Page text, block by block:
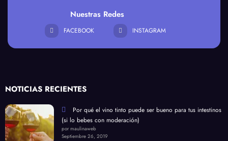
Nuestras Redes
FACEBOOK INSTAGRAM
NOTICIAS RECIENTES
Por qué el vino tinto puede ser bueno para tus intestinos
(si lo bebes con moderación)
por maulinaweb
Septiembre 26, 2019